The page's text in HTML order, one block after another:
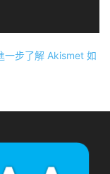
一步了解 Akismet 如